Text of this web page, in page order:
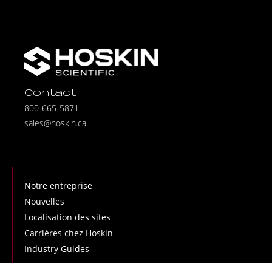
Contact
800-665-5871
sales@hoskin.ca
Notre entreprise
Nouvelles
Localisation des sites
Carrières chez Hoskin
Industry Guides